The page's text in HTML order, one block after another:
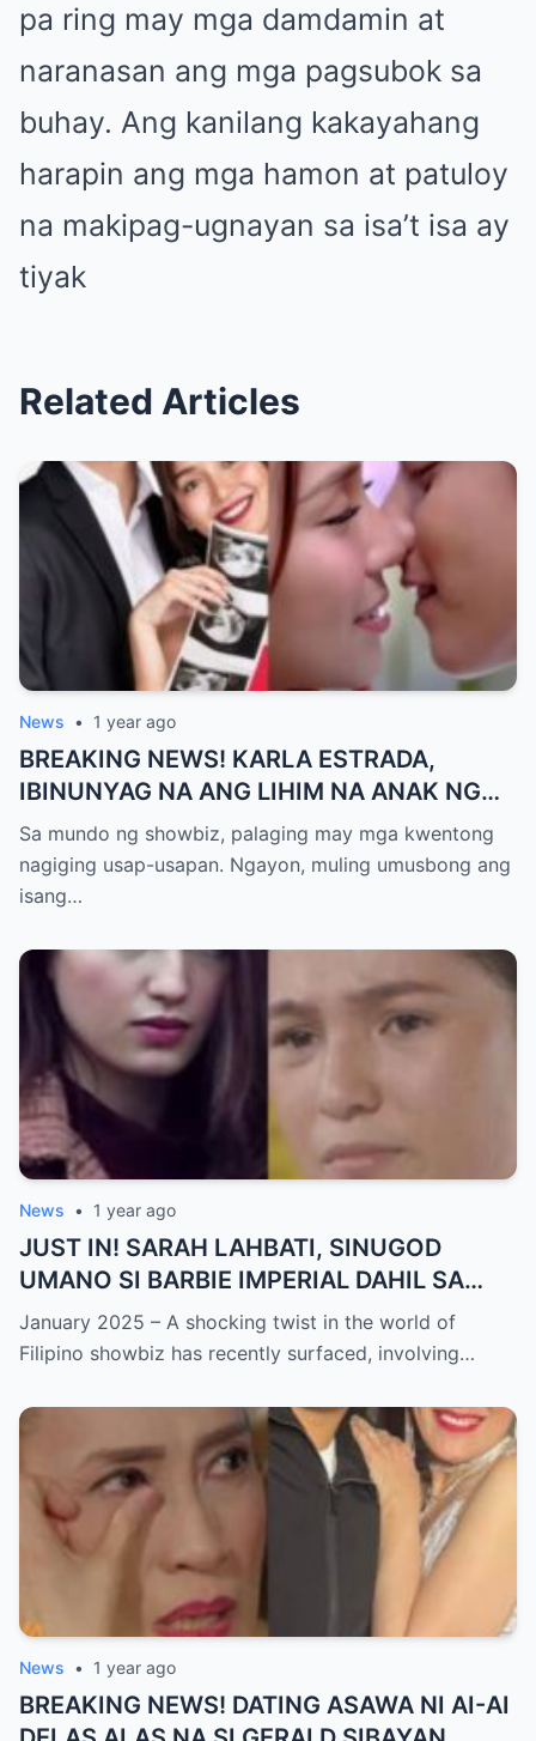
pa ring may mga damdamin at
naranasan ang mga pagsubok sa
buhay. Ang kanilang kakayahang
harapin ang mga hamon at patuloy
na makipag-ugnayan sa isa’t isa ay
tiyak
Related Articles
News • 1 year ago
BREAKING NEWS! KARLA ESTRADA,
IBINUNYAG NA ANG LIHIM NA ANAK NG
KATHNIEL! Matagal na Itinatagong
Katotohanan, Inilabas na sa Publiko — Fans
NAGULANTANG sa Rebelasyong Yumanig
Sa mundo ng showbiz, palaging may mga kwentong
nagiging usap-usapan. Ngayon, muling umusbong ang
isang…
News • 1 year ago
JUST IN! SARAH LAHBATI, SINUGOD
UMANO SI BARBIE IMPERIAL DAHIL SA
ISYU NG PANG-AAGAW KAY RICHARD
GUTIERREZ! Matinding Komprontasyon,
SHOCKED sa Lihim na Girian!
January 2025 – A shocking twist in the world of
Filipino showbiz has recently surfaced, involving…
News • 1 year ago
BREAKING NEWS! DATING ASAWA NI AI-AI